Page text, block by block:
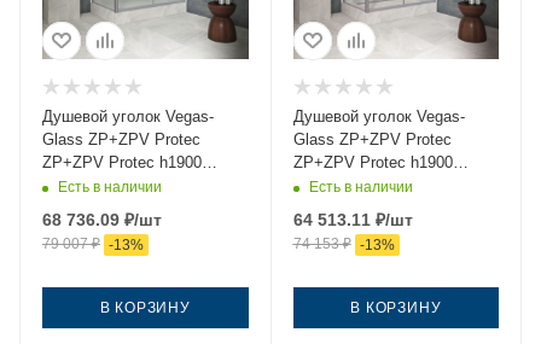
Душевой уголок Vegas-
Glass ZP+ZPV Protec
ZP+ZPV Protec h1900
145*100 07 10 145х100
хром без поддона
Есть в наличии
68 736.09 ₽/шт
79 007₽ -13%
В КОРЗИНУ
Душевой уголок Vegas-
Glass ZP+ZPV Protec
ZP+ZPV Protec h1900
145*100 07 01 145х100
профиль хром без поддона
Есть в наличии
64 513.11₽/шт
74 153₽ -13%
В КОРЗИНУ